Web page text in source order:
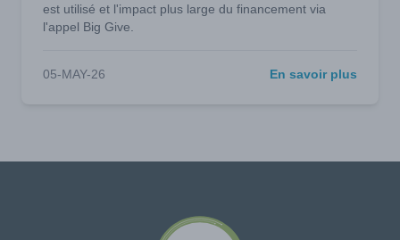
est utilisé et l'impact plus large du financement via
l'appel Big Give.
05-MAY-26 En savoir plus